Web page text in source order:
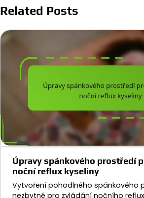
Related Posts
Úpravy spánkového prostředí
noční reflux kyseliny
Vytvoření pohodlného spánkového
nezbytné pro zvládání nočního